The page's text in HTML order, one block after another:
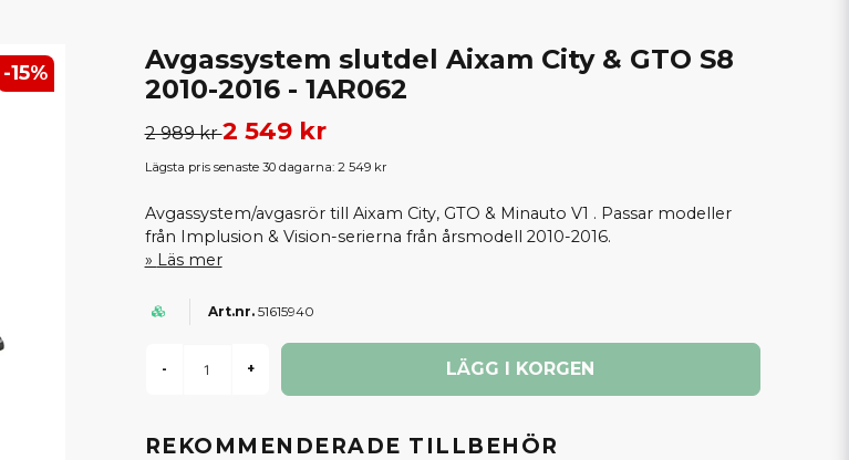
-15%
Avgassystem slutdel Aixam City & GTO S8
2010-2016 - 1AR062
2 989 kr2 549 kr
Lägsta pris senaste 30 dagarna: 2 549 kr
Avgassystem/avgasrör till Aixam City, GTO & Minauto V1 . Passar modeller
från Implusion & Vision-serierna från årsmodell 2010-2016.
Läs mer
51615940
- + LÄGG I KORGEN
REKOMMENDERADE TILLBEHÖR